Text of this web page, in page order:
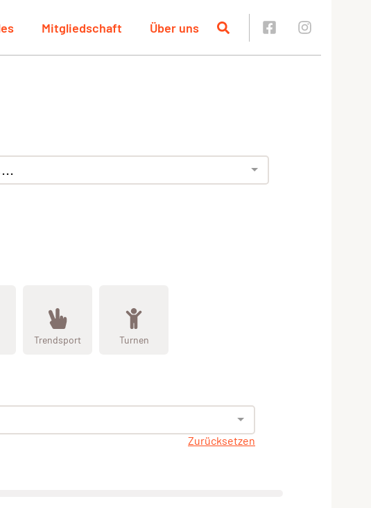
Mitgliedschaft Über uns
Trendsport Turnen
Zurücksetzen